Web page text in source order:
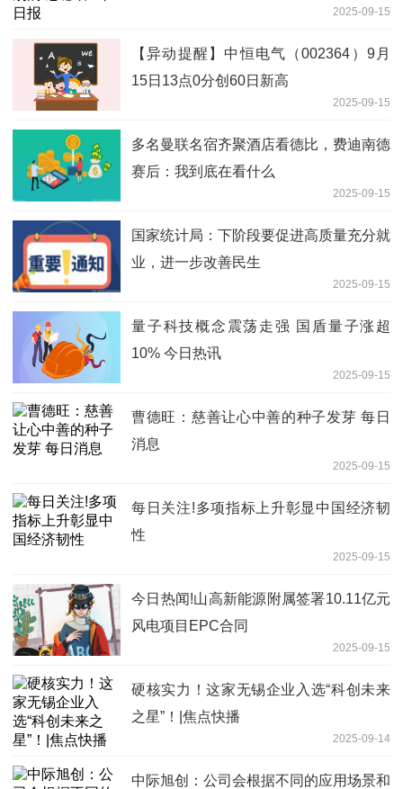
2025-09-15
【异动提醒】中恒电气（002364）9月
15日13点0分创60日新高
2025-09-15
多名曼联名宿齐聚酒店看德比，费迪南德
赛后：我到底在看什么
2025-09-15
国家统计局：下阶段要促进高质量充分就
业，进一步改善民生
2025-09-15
量子科技概念震荡走强 国盾量子涨超
10% 今日热讯
2025-09-15
曹德旺：慈善让心中善的种子发芽 每日
消息
2025-09-15
每日关注!多项指标上升彰显中国经济韧
性
2025-09-15
今日热闻!山高新能源附属签署10.11亿元
风电项目EPC合同
2025-09-15
硬核实力！这家无锡企业入选“科创未来
之星”！|焦点快播
2025-09-14
中际旭创：公司会根据不同的应用场景和